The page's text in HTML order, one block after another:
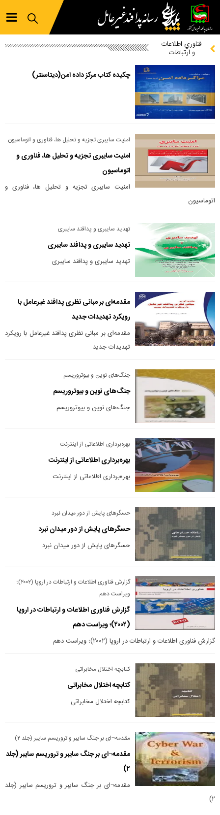
فناوري اطلاعات
و ارتباطات
چکیده کتاب مرکز داده امن(دیتاسنتر)
امنیت سایبری تجزیه و تحلیل ها، فناوری و اتوماسیون
امنیت سایبری تجزیه و تحلیل ها، فناوری و
اتوماسیون
امنیت سایبری تجزیه و تحلیل ها، فناوری و
اتوماسیون
تهدید سایبری و پدافند سایبری
تهدید سایبری و پدافند سایبری
تهدید سایبری و پدافند سایبری
مقدمه‌ای بر مبانی نظری پدافند غیرعامل با
رویکرد تهدیدات جدید
مقدمه‌ای بر مبانی نظری پدافند غیرعامل با رویکرد
تهدیدات جدید
جنگ‌های نوین و بیوتروریسم
جنگ‌های نوین و بیوتروریسم
جنگ‌های نوین و بیوتروریسم
بهره‌برداری اطلاعاتی از اینترنت
بهره‌برداری اطلاعاتی از اینترنت
بهره‌برداری اطلاعاتی از اینترنت
حسگرهای پایش از دور میدان نبرد
حسگرهای پایش از دور میدان نبرد
حسگرهای پایش از دور میدان نبرد
گزارش فناوری اطلاعات و ارتباطات در اروپا (۲۰۰۲)؛
ویراست دهم
گزارش فناوری اطلاعات و ارتباطات در اروپا
(۲۰۰۲)؛ ویراست دهم
گزارش فناوری اطلاعات و ارتباطات در اروپا (۲۰۰۲)؛ ویراست دهم
کتابچه اختلال مخابراتی
کتابچه اختلال مخابراتی
کتابچه اختلال مخابراتی
مقدمه¬ای بر جنگ سایبر و تروریسم سایبر (جلد ۲)
مقدمه¬ای بر جنگ سایبر و تروریسم سایبر (جلد
۲)
مقدمه¬ای بر جنگ سایبر و تروریسم سایبر (جلد
۲)